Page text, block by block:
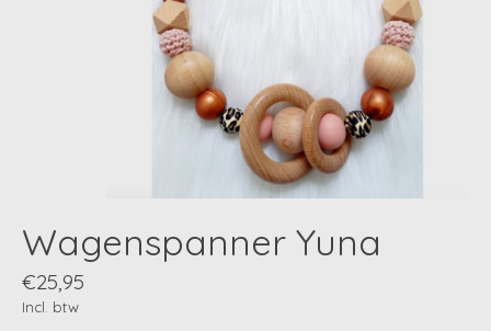
Wagenspanner Yuna
€25,95
Incl. btw